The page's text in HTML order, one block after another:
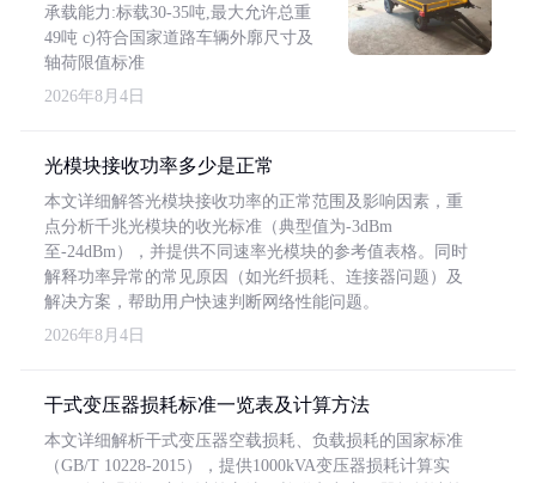
承载能力:标载30-35吨,最大允许总重
49吨 c)符合国家道路车辆外廓尺寸及
轴荷限值标准
2026年8月4日
光模块接收功率多少是正常
本文详细解答光模块接收功率的正常范围及影响因素，重
点分析千兆光模块的收光标准（典型值为-3dBm
至-24dBm），并提供不同速率光模块的参考值表格。同时
解释功率异常的常见原因（如光纤损耗、连接器问题）及
解决方案，帮助用户快速判断网络性能问题。
2026年8月4日
干式变压器损耗标准一览表及计算方法
本文详细解析干式变压器空载损耗、负载损耗的国家标准
（GB/T 10228-2015），提供1000kVA变压器损耗计算实